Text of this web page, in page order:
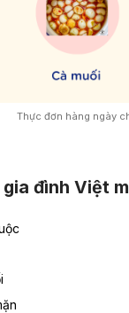
Thực đơn hàng ngày
đình Việt